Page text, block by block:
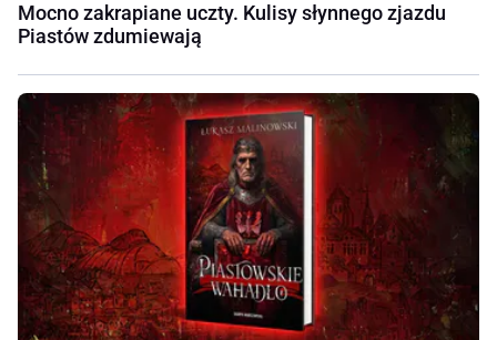
Mocno zakrapiane uczty. Kulisy słynnego zjazdu
Piastów zdumiewają